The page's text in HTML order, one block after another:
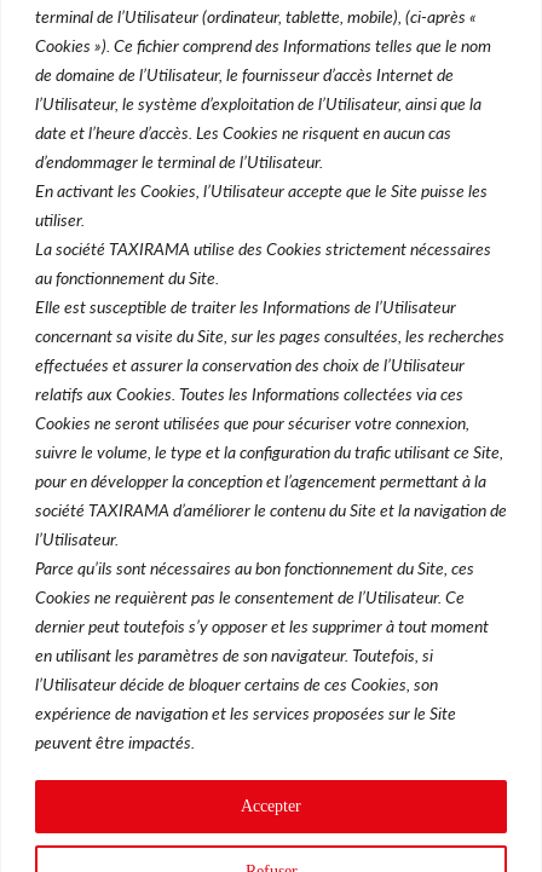
terminal de l’Utilisateur (ordinateur, tablette, mobile), (ci-après «
Cookies »). Ce fichier comprend des Informations telles que le nom
de domaine de l’Utilisateur, le fournisseur d’accès Internet de
l’Utilisateur, le système d’exploitation de l’Utilisateur, ainsi que la
date et l’heure d’accès. Les Cookies ne risquent en aucun cas
d’endommager le terminal de l’Utilisateur.
En activant les Cookies, l’Utilisateur accepte que le Site puisse les
utiliser.
La société TAXIRAMA utilise des Cookies strictement nécessaires
au fonctionnement du Site.
Elle est susceptible de traiter les Informations de l’Utilisateur
concernant sa visite du Site, sur les pages consultées, les recherches
effectuées et assurer la conservation des choix de l’Utilisateur
relatifs aux Cookies. Toutes les Informations collectées via ces
Cookies ne seront utilisées que pour sécuriser votre connexion,
suivre le volume, le type et la configuration du trafic utilisant ce Site,
pour en développer la conception et l’agencement permettant à la
société TAXIRAMA d’améliorer le contenu du Site et la navigation de
l’Utilisateur.
Parce qu’ils sont nécessaires au bon fonctionnement du Site, ces
Cookies ne requièrent pas le consentement de l’Utilisateur. Ce
dernier peut toutefois s’y opposer et les supprimer à tout moment
en utilisant les paramètres de son navigateur. Toutefois, si
l’Utilisateur décide de bloquer certains de ces Cookies, son
expérience de navigation et les services proposées sur le Site
peuvent être impactés.
Accepter
Atelier
Rendez-vous Atelier
Foire aux questions
Véhicules
Financer un véhicule
Licences
Acheter une licence
Vendre une licence
Une filiale du Groupe Rousselet
Conditions Générales d’Utilisation